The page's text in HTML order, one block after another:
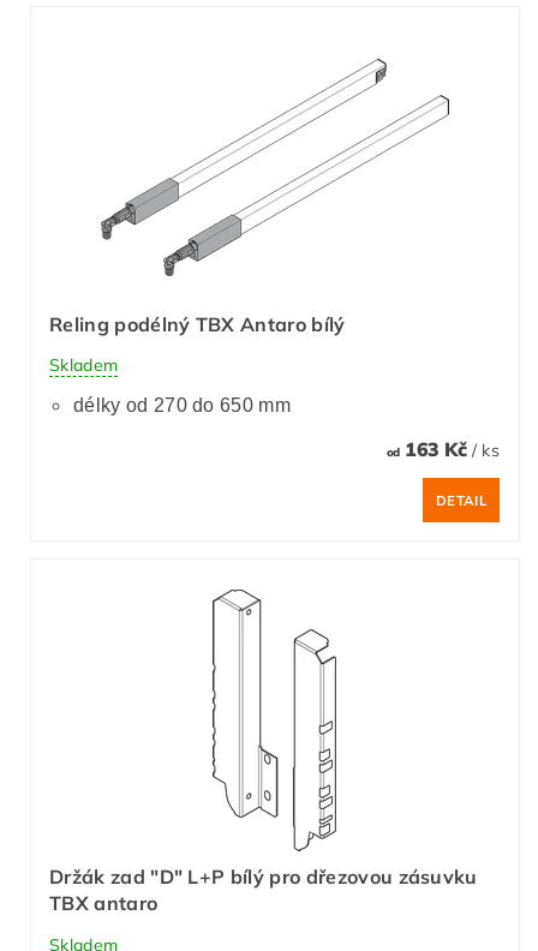
Reling podélný TBX Antaro bílý
Skladem
délky od 270 do 650 mm
od163 Kč / ks
DETAIL
Držák zad "D" L+P bílý pro dřezovou zásuvku
TBX antaro
Skladem